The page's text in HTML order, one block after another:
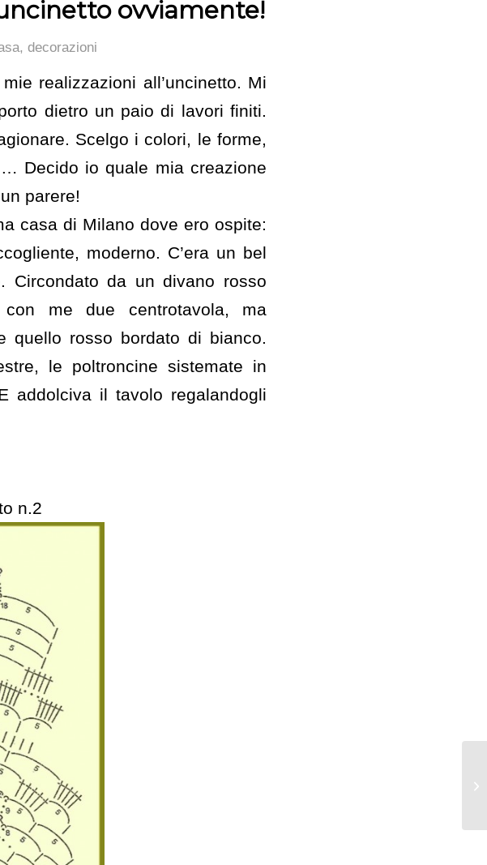
ovviamente!
, decorazioni
realizzazioni all’uncinetto. Mi
dietro un paio di lavori finiti.
Scelgo i colori, le forme,
Decido io quale mia creazione
parere!
casa di Milano dove ero ospite:
moderno. C’era un bel
Circondato da un divano rosso
me due centrotavola, ma
quello rosso bordato di bianco.
le poltroncine sistemate in
addolciva il tavolo regalandogli
n.2